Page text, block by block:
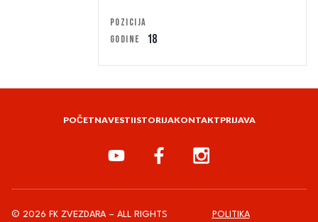
POZICIJA
GODINE
18
POČETNAVESTIISTORIJAKONTAKTPRIJAVA
© 2026 FK ZVEZDARA – ALL RIGHTS POLITIKA